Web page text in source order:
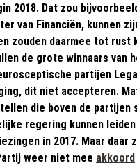
2018. Dat zou
van Financiën, kunnen
zouden daarmee tot rust
de grote winnaars van
partijen
dit niet accepteren.
die boven de partijen
regering kunnen
in 2017. Maar daar
weer niet mee akkoord